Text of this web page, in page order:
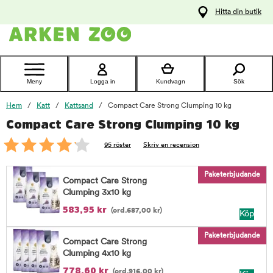
Kontakta
Hitta din butik
Meny Logga in Kundvagn Sök
Hem Katt Kattsand Compact Care Strong Clumping 10 kg
Compact Care Strong Clumping 10 kg
95 röster Skriv en recension
Compact Care Strong
Clumping 3x10 kg
583,95 kr (ord.687,00 kr) Köp
Paketerbjudande
Compact Care Strong
Clumping 4x10 kg
778,60 kr
Paketerbjudande
foo